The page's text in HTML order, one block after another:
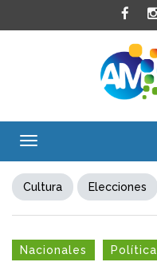
Toggle
Cultura Elecciones
Nacionales Política